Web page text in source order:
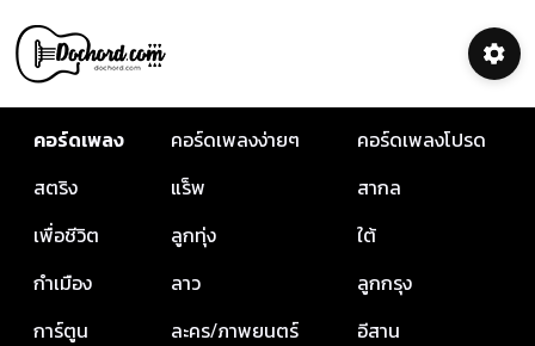
คอร์ดเพลง คอร์ดเพลงง่ายๆ
คอร์ดเพลงโปรด
สตริง
แร็พ
สากล
เพื่อชีวิต
ลูกทุ่ง
ใต้
กำเมือง
ลาว
ลูกกรุง
การ์ตูน
ละคร/ภาพยนตร์ อีสาน